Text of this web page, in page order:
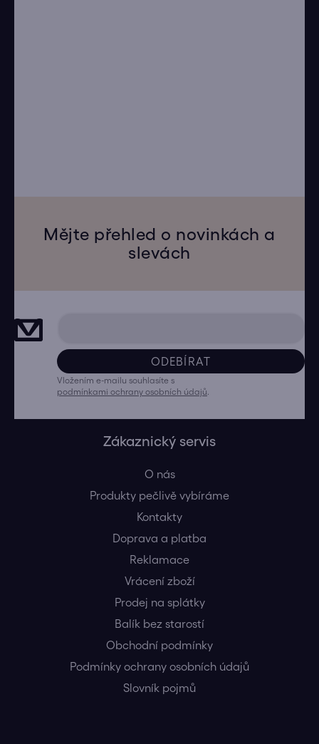
Mějte přehled o novinkách a
slevách
ODEBÍRAT
Vložením e-mailu souhlasíte s
podmínkami ochrany osobních údajů
Zákaznický servis
O nás
Produkty pečlivě vybíráme
Kontakty
Doprava a platba
Reklamace
Vrácení zboží
Prodej na splátky
Balík bez starostí
Obchodní podmínky
Podmínky ochrany osobních údajů
Slovník pojmů